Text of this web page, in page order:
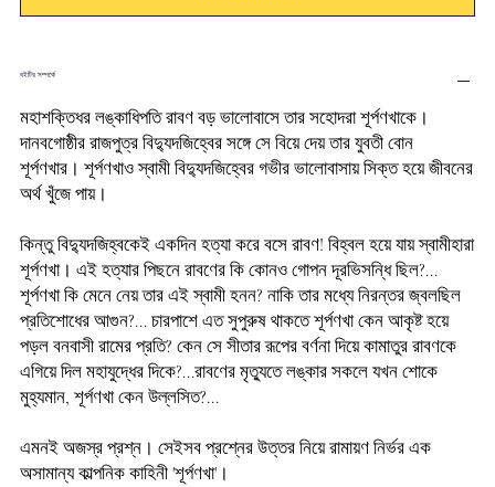
বইটির সম্পর্কে
মহাশক্তিধর লঙ্কাধিপতি রাবণ বড় ভালোবাসে তার সহোদরা শূর্পণখাকে।
দানবগোষ্ঠীর রাজপুত্র বিদ্যুদজিহ্বের সঙ্গে সে বিয়ে দেয় তার যুবতী বোন
শূর্পণখার। শূর্পণখাও স্বামী বিদ্যুদজিহ্বের গভীর ভালোবাসায় সিক্ত হয়ে জীবনের
অর্থ খুঁজে পায়।
কিন্তু বিদ্যুদজিহ্বকেই একদিন হত্যা করে বসে রাবণ! বিহ্বল হয়ে যায় স্বামীহারা
শূর্পণখা। এই হত্যার পিছনে রাবণের কি কোনও গোপন দূরভিসন্ধি ছিল?...
শূর্পণখা কি মেনে নেয় তার এই স্বামী হনন? নাকি তার মধ্যে নিরন্তর জ্বলছিল
প্রতিশোধের আগুন?... চারপাশে এত সুপুরুষ থাকতে শূর্পণখা কেন আকৃষ্ট হয়ে
পড়ল বনবাসী রামের প্রতি? কেন সে সীতার রূপের বর্ণনা দিয়ে কামাতুর রাবণকে
এগিয়ে দিল মহাযুদ্ধের দিকে?...রাবণের মৃত্যুতে লঙ্কার সকলে যখন শোকে
মুহ্যমান, শূর্পণখা কেন উল্লসিত?...
এমনই অজস্র প্রশ্ন। সেইসব প্রশ্নের উত্তর নিয়ে রামায়ণ নির্ভর এক
অসামান্য কাল্পনিক কাহিনী 'শূর্পণখা'।